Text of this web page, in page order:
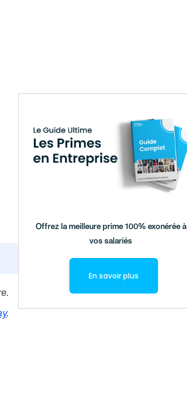
.
Offrez la meilleure prime 100% exonérée à
vos salariés
En savoir plus